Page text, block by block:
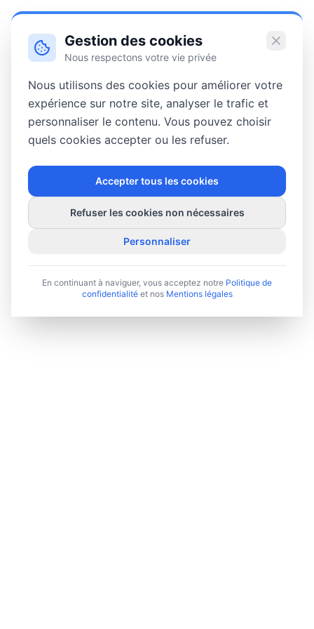
Gestion des cookies
Nous respectons votre vie privée
Nous utilisons des cookies pour améliorer votre
expérience sur notre site, analyser le trafic et
personnaliser le contenu. Vous pouvez choisir
quels cookies accepter ou les refuser.
Accepter tous les cookies
Refuser les cookies non nécessaires
Personnaliser
En continuant à naviguer, vous acceptez notre Politique de
confidentialité et nos Mentions légales